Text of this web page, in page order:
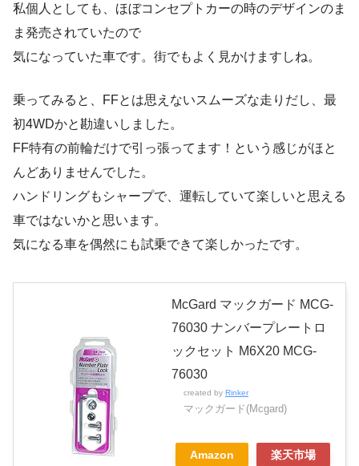
私個人としても、ほぼコンセプトカーの時のデザインのま
ま発売されていたので
気になっていた車です。街でもよく見かけますしね。
乗ってみると、FFとは思えないスムーズな走りだし、最
初4WDかと勘違いしました。
FF特有の前輪だけで引っ張ってます！という感じがほと
んどありませんでした。
ハンドリングもシャープで、運転していて楽しいと思える
車ではないかと思います。
気になる車を偶然にも試乗できて楽しかったです。
McGard マックガード MCG-
76030 ナンバープレートロ
ックセット M6X20 MCG-
76030
created by Rinker
マックガード(Mcgard)
Amazon 楽天市場